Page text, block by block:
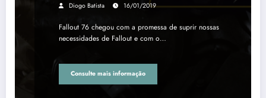
Diogo Batista 16/01/2019
Fallout 76 chegou com a promessa de suprir nossas
necessidades de Fallout e com o…
Consulte mais informação